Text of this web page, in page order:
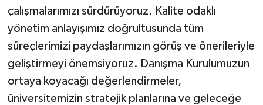
çalışmalarımızı sürdürüyoruz. Kalite odaklı
yönetim anlayışımız doğrultusunda tüm
süreçlerimizi paydaşlarımızın görüş ve önerileriyle
geliştirmeyi önemsiyoruz. Danışma Kurulumuzun
ortaya koyacağı değerlendirmeler,
üniversitemizin stratejik planlarına ve geleceğe